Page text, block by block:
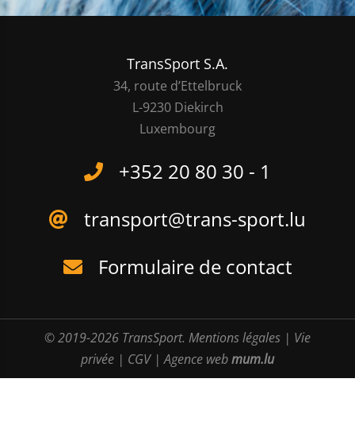
TransSport S.A.
34, route d’Ettelbruck
L-9230 Diekirch
Luxembourg
+352 20 80 30 - 1
transport@trans-sport.lu
Formulaire de contact
© 2019-2026 TransSport. Mentions légales | Vie
privée | CGV|Agence webmum.lu